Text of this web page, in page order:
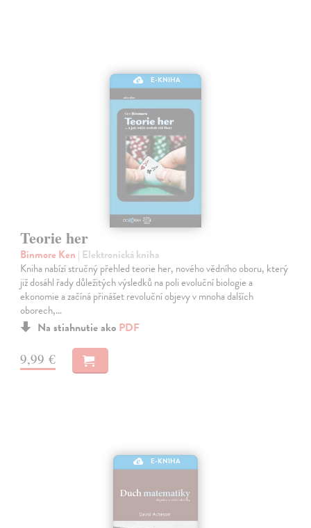
E-KNIHA
Teorie her
Binmore Ken | Elektronická kniha
Kniha nabízí stručný přehled teorie her, nového vědního oboru, který
již dosáhl řady důležitých výsledků na poli evoluční biologie a
ekonomie a začíná přinášet revoluční objevy v mnoha dalších
oborech,…
Na stiahnutie ako PDF
9,99 €
E-KNIHA